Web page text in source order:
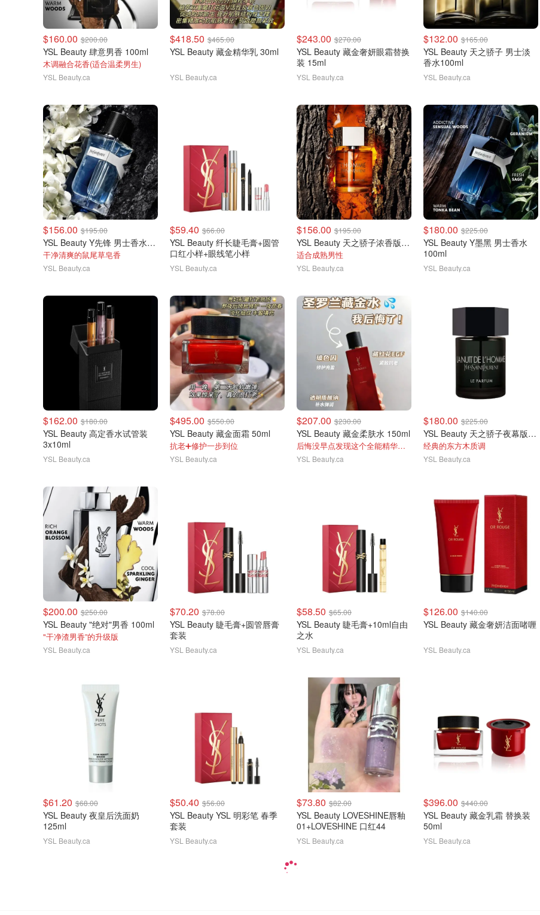
$160.00 $200.00
YSL Beauty 肆意男香 100ml
木调融合花香(适合温柔男生)
YSL Beauty.ca
$418.50 $465.00
YSL Beauty 藏金精华乳 30ml
YSL Beauty.ca
$243.00 $270.00
YSL Beauty 藏金奢妍眼霜替换
装 15ml
YSL Beauty.ca
$132.00 $165.00
YSL Beauty 天之骄子 男士淡
香水100ml
YSL Beauty.ca
$156.00 $195.00
YSL Beauty Y先锋 男士香水100ml
干净清爽的鼠尾草皂香
YSL Beauty.ca
$59.40 $66.00
YSL Beauty 纤长睫毛膏+圆管
口红小样+眼线笔小样
YSL Beauty.ca
$156.00 $195.00
YSL Beauty 天之骄子浓香版 100ml
适合成熟男性
YSL Beauty.ca
$180.00 $225.00
YSL Beauty Y墨黑 男士香水
100ml
YSL Beauty.ca
$162.00 $180.00
YSL Beauty 高定香水试管装
3x10ml
YSL Beauty.ca
$495.00 $550.00
YSL Beauty 藏金面霜 50ml
抗老➕修护一步到位
YSL Beauty.ca
$207.00 $230.00
YSL Beauty 藏金柔肤水 150ml
后悔没早点发现这个全能精华水！
YSL Beauty.ca
$180.00 $225.00
YSL Beauty 天之骄子夜幕版 100ml
经典的东方木质调
YSL Beauty.ca
$200.00 $250.00
YSL Beauty "绝对"男香 100ml
"干净渣男香”的升级版
YSL Beauty.ca
$70.20 $78.00
YSL Beauty 睫毛膏+圆管唇膏
套装
YSL Beauty.ca
$58.50 $65.00
YSL Beauty 睫毛膏+10ml自由
之水
YSL Beauty.ca
$126.00 $140.00
YSL Beauty 藏金奢妍洁面啫喱
YSL Beauty.ca
$61.20 $68.00
YSL Beauty 夜皇后洗面奶
125ml
YSL Beauty.ca
$50.40 $56.00
YSL Beauty YSL 明彩笔 春季
套装
YSL Beauty.ca
$73.80 $82.00
YSL Beauty LOVESHINE唇釉
01+LOVESHINE 口红44
YSL Beauty.ca
$396.00 $440.00
YSL Beauty 藏金乳霜 替换装
50ml
YSL Beauty.ca